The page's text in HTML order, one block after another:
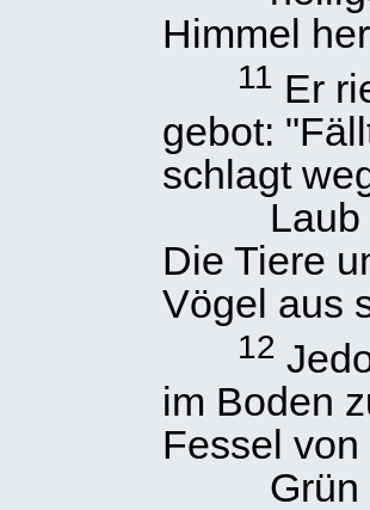
Himmel
11 Er
gebot:
schlagt
Laub
Die Tiere
Vögel aus
12
im Boden
Fessel
Grün